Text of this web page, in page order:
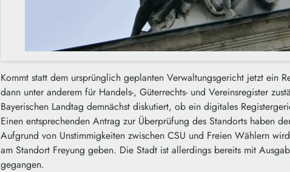
Kommt statt dem ursprünglich geplanten Verwaltungsgericht jetzt ein
dann unter anderem für Handels-, Güterrechts- und Vereinsregister
Bayerischen Landtag demnächst diskutiert, ob ein digitales
Einen entsprechenden Antrag zur Überprüfung des Standorts haben
Aufgrund von Unstimmigkeiten zwischen CSU und Freien Wählern
am Standort Freyung geben. Die Stadt ist allerdings bereits mit
gegangen.